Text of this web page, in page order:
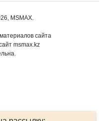
MSMAX.
сайта
msmax.kz